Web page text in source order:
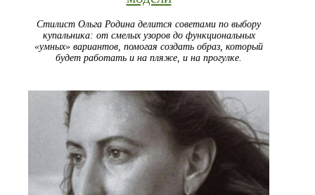
Стилист Ольга Родина делится советами по выбору
купальника: от смелых узоров до функциональных
«умных» вариантов, помогая создать образ, который
будет работать и на пляже, и на прогулке.